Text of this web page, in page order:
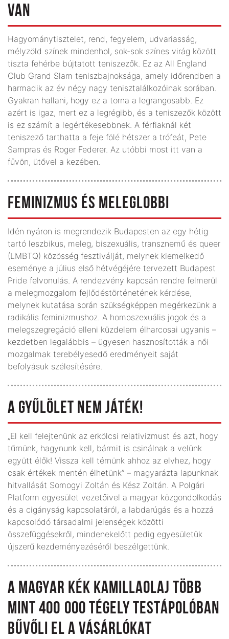
VAN
Hagyománytisztelet, rend, fegyelem, udvariasság,
mélyzöld színek mindenhol, sok-sok színes virág között
tiszta fehérbe bújtatott teniszezők. Ez az All England
Club Grand Slam teniszbajnoksága, amely időrendben a
harmadik az év négy nagy tenisztalálkozóinak sorában.
Gyakran hallani, hogy ez a torna a legrangosabb. Ez
azért is igaz, mert ez a legrégibb, és a teniszezők között
is ez számít a legértékesebbnek. A férfiaknál két
teniszező tarthatta a feje fölé hétszer a trófeát, Pete
Sampras és Roger Federer. Az utóbbi most itt van a
fűvön, ütővel a kezében.
FEMINIZMUS ÉS MELEGLOBBI
Idén nyáron is megrendezik Budapesten az egy hétig
tartó leszbikus, meleg, biszexuális, transznemű és queer
(LMBTQ) közösség fesztiválját, melynek kiemelkedő
eseménye a július első hétvégéjére tervezett Budapest
Pride felvonulás. A rendezvény kapcsán rendre felmerül
a melegmozgalom fejlődés­történetének kérdése,
melynek kutatása során szükségképpen megérkezünk a
radikális feminizmushoz. A homoszexuális jogok és a
melegszegregáció elleni küzdelem élharcosai ugyanis –
kezdetben legalábbis – ügyesen hasznosították a női
mozgalmak terebélyesedő eredményeit saját
befolyásuk szélesítésére.
A GYŰLÖLET NEM JÁTÉK!
„El kell felejtenünk az erkölcsi relativizmust és azt, hogy
tűrnünk, hagynunk kell, bármit is csinálnak a velünk
együtt élők! Vissza kell térnünk ahhoz az elvhez, hogy
csak értékek mentén élhetünk” – magyarázta lapunknak
hitvallását Somogyi Zoltán és Kész Zoltán. A Polgári
Platform egyesület vezetőivel a magyar közgondolkodás
és a cigányság kapcsolatáról, a labdarúgás és a hozzá
kapcsolódó társadalmi jelenségek közötti
összefüggésekről, mindenekelőtt pedig egyesületük
újszerű kezdeményezéséről beszélgettünk.
A MAGYAR KÉK KAMILLAOLAJ TÖBB
MINT 400 000 TÉGELY TESTÁPOLÓBAN
BŰVŐLI EL A VÁSÁRLÓKAT